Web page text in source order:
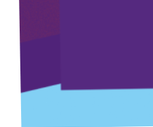
Volt Brussel
Volt Zeeland